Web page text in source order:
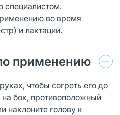
специалистом.
во время
и лактации.
применению
чтобы согреть его до
бок, противоположный
наклоните голову к